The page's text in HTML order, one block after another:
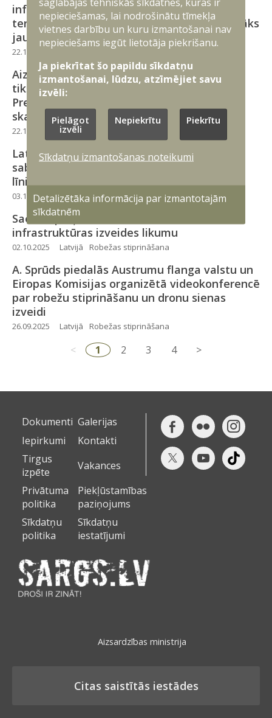
infrastruktūras izveidei nepieciešamās
teritorijas, un zemes īpašniekus informēt sāks
jau šogad
22.12.2025 Robežas stiprināšana
Aizsardzības ministrs aicina iedzīvotājus uz
tikšanos Zilupē un Ludzā, lai turpinātu
Pretmobilitātes infrastruktūras likuma
skaidrošanu
22.10.2025 Latvijā
Latvijas, Lietuvas, Igaunijas un Polijas
sabiedrotie apspriež Baltijas Aizsardzības
līnijas stiprināšanu
03.10.2025 Latvijā Robežas stiprināšana
Saeima pieņem Pretmobilitātes
infrastruktūras izveides likumu
02.10.2025 Latvijā Robežas stiprināšana
A. Sprūds piedalās Austrumu flanga valstu un
Eiropas Komisijas organizētā videokonferencē
par robežu stiprināšanu un dronu sienas
izveidi
26.09.2025 Latvijā Robežas stiprināšana
< 1 2 3 4 >
Dokumenti Galerijas
Iepirkumi
Kontakti
Tirgus
izpēte
Vakances
Privātuma
politika
Piekļūstamības
paziņojums
Sīkdatņu
politika
Sīkdatņu
iestatījumi
Aizsardzības ministrija
Citas saistītās iestādes
nepieciešamas, lai nodrošinātu tīmekļa
vietnes darbību un kuru izmantošanai nav
nepieciešams iegūt lietotāja piekrišanu.
Ja piekrītat šo papildu sīkdatņu
izmantošanai, lūdzu, atzīmējiet savu
izvēli:
Pielāgot
izvēli
Nepiekrītu Piekrītu
Sīkdatņu izmantošanas noteikumi
Detalizētāka informācija par izmantotajām
sīkdatnēm